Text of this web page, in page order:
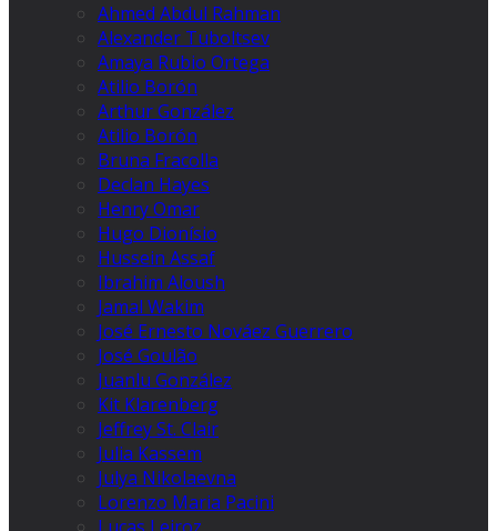
Ahmed Abdul Rahman
Alexander Tuboltsev
Amaya Rubio Ortega
Atilio Borón
Arthur González
Atilio Borón
Bruna Fracolla
Declan Hayes
Henry Omar
Hugo Dionísio
Hussein Assaf
Ibrahim Aloush
Jamal Wakim
José Ernesto Nováez Guerrero
José Goulão
Juanlu González
Kit Klarenberg
Jeffrey St. Clair
Julia Kassem
Julya Nikolaevna
Lorenzo Maria Pacini